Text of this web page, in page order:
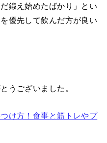
鍛え始めたばかり」とい
優先して飲んだ方が良い
うございました。
け方！食事と筋トレやプ